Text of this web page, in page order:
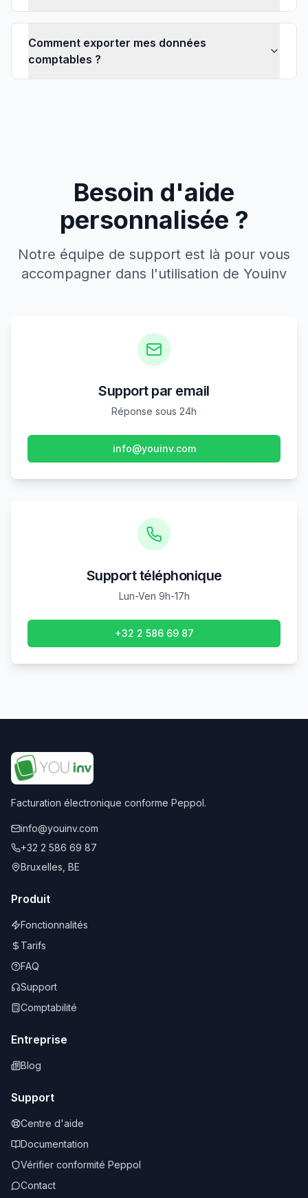
Comment exporter mes données
comptables ?
Besoin d'aide
personnalisée ?
Notre équipe de support est là pour vous
accompagner dans l'utilisation de Youinv
Support par email
Réponse sous 24h
info@youinv.com
Support téléphonique
Lun-Ven 9h-17h
+32 2 586 69 87
Facturation électronique conforme Peppol.
info@youinv.com
+32 2 586 69 87
Bruxelles, BE
Produit
Fonctionnalités
Tarifs
FAQ
Support
Comptabilité
Entreprise
Blog
Support
Centre d'aide
Documentation
Vérifier conformité Peppol
Contact